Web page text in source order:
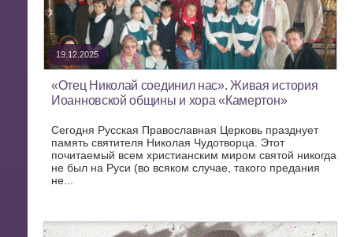
19.12.2025
«Отец Николай соединил нас». Живая история
Иоанновской общины и хора «Камертон»
Сегодня Русская Православная Церковь празднует
память святителя Николая Чудотворца. Этот
почитаемый всем христианским миром святой никогда
не был на Руси (во всяком случае, такого предания
не...